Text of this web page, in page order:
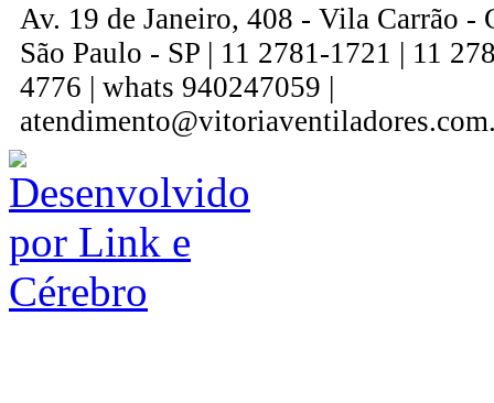
Av. 19 de Janeiro, 408 - Vila Carrão -
São Paulo - SP | 11 2781-1721 | 11
4776 | whats 940247059 |